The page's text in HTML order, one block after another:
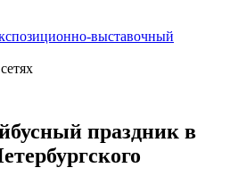
выставочный
праздник в